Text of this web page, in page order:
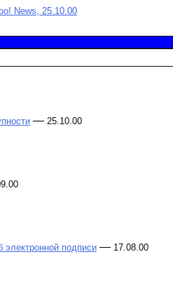
News, 25.10.00
— 25.10.00
электронной подписи — 17.08.00